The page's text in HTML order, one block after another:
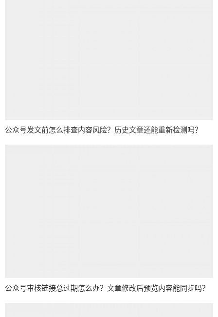
公众号发文前怎么排查内容风险？历史文章还能重新检测吗？
公众号审核链接总过期怎么办？文章修改后预览内容能同步吗？